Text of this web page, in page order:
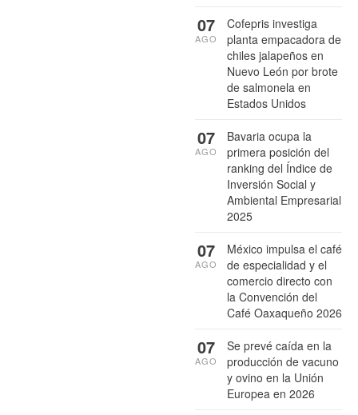
Cofepris investiga
planta empacadora de
chiles jalapeños en
Nuevo León por brote
de salmonela en
Estados Unidos
07
AGO
Bavaria ocupa la
primera posición del
ranking del Índice de
Inversión Social y
Ambiental Empresarial
2025
07
AGO
México impulsa el café
de especialidad y el
comercio directo con
la Convención del
Café Oaxaqueño 2026
07
AGO
Se prevé caída en la
producción de vacuno
y ovino en la Unión
Europea en 2026
07
AGO